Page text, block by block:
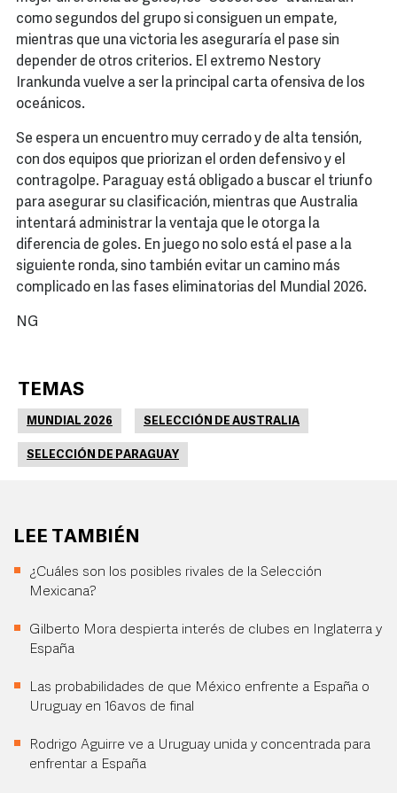
como segundos del grupo si consiguen un empate,
mientras que una victoria les aseguraría el pase sin
depender de otros criterios. El extremo Nestory
Irankunda vuelve a ser la principal carta ofensiva de los
oceánicos.
Se espera un encuentro muy cerrado y de alta tensión,
con dos equipos que priorizan el orden defensivo y el
contragolpe. Paraguay está obligado a buscar el triunfo
para asegurar su clasificación, mientras que Australia
intentará administrar la ventaja que le otorga la
diferencia de goles. En juego no solo está el pase a la
siguiente ronda, sino también evitar un camino más
complicado en las fases eliminatorias del Mundial 2026.
NG
TEMAS
MUNDIAL 2026 SELECCIÓN DE AUSTRALIA
SELECCIÓN DE PARAGUAY
LEE TAMBIÉN
¿Cuáles son los posibles rivales de la Selección
Mexicana?
Gilberto Mora despierta interés de clubes en Inglaterra y
España
Las probabilidades de que México enfrente a España o
Uruguay en 16avos de final
Rodrigo Aguirre ve a Uruguay unida y concentrada para
enfrentar a España